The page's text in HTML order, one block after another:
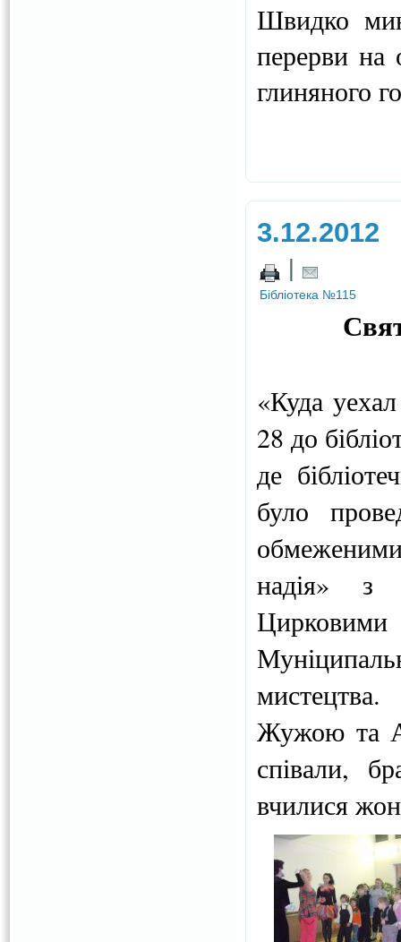
Швидко
перерви на
глиняного
3.12.2012
|
Бібліотека №115
«Куда
28 до
де
було
надія» з
Жужою та
співали,
вчилися